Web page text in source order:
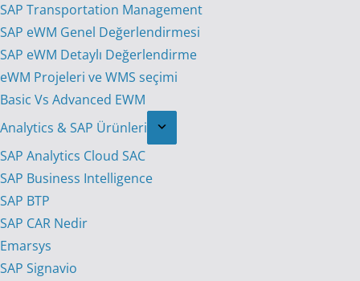
SAP Transportation Management
SAP eWM Genel Değerlendirmesi
SAP eWM Detaylı Değerlendirme
eWM Projeleri ve WMS seçimi
Basic Vs Advanced EWM
Analytics & SAP Ürünleri
SAP Analytics Cloud SAC
SAP Business Intelligence
SAP BTP
SAP CAR Nedir
Emarsys
SAP Signavio